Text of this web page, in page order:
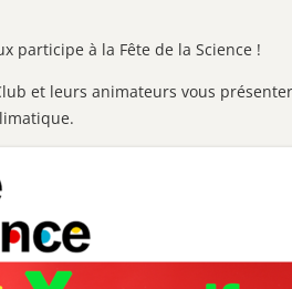
participe à la Fête de la Science !
et leurs animateurs vous